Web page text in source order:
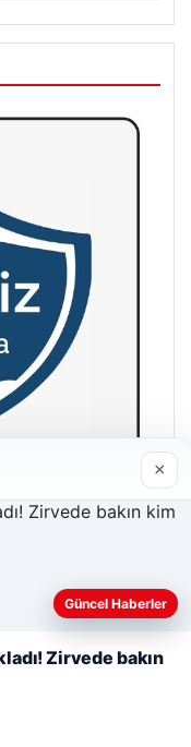
anlayabilmek,
×
Güncel Haberler
Zirvede bakın